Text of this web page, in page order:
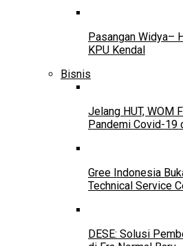
Pasangan Widya–
KPU Kendal
Bisnis
Jelang HUT, WOM
Pandemi Covid-19
Gree Indonesia
Technical Service
DESE: Solusi